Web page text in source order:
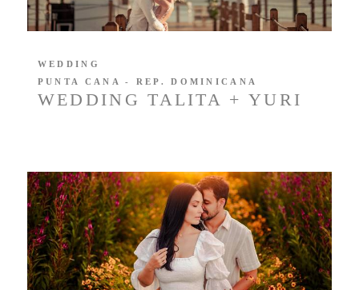
WEDDING TALITA + YURI
WEDDING
PUNTA CANA - REP. DOMINICANA